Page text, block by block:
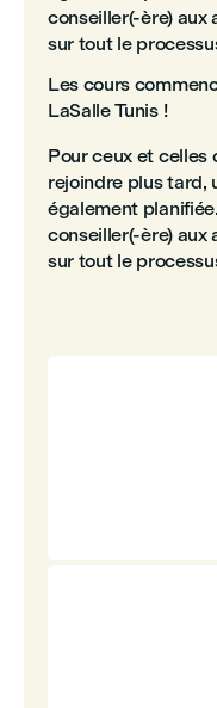
conseiller(-ère)
sur tout le
Les cours
LaSalle Tunis !
Pour ceux et celles
rejoindre plus tard,
également
conseiller(-ère)
sur tout le